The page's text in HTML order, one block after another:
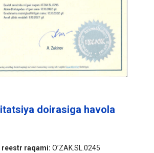
doirasiga havola
reestr raqami: O’ZAK.SL.0245